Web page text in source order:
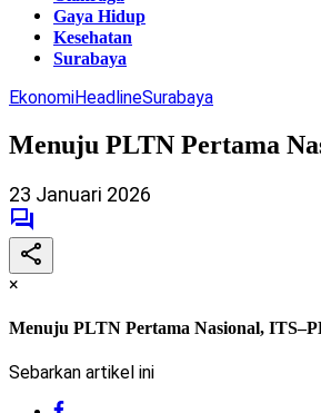
Gaya Hidup
Kesehatan
Surabaya
EkonomiHeadlineSurabaya
Menuju PLTN Pertama
23 Januari 2026
×
Menuju PLTN Pertama Nasional,
Sebarkan artikel ini